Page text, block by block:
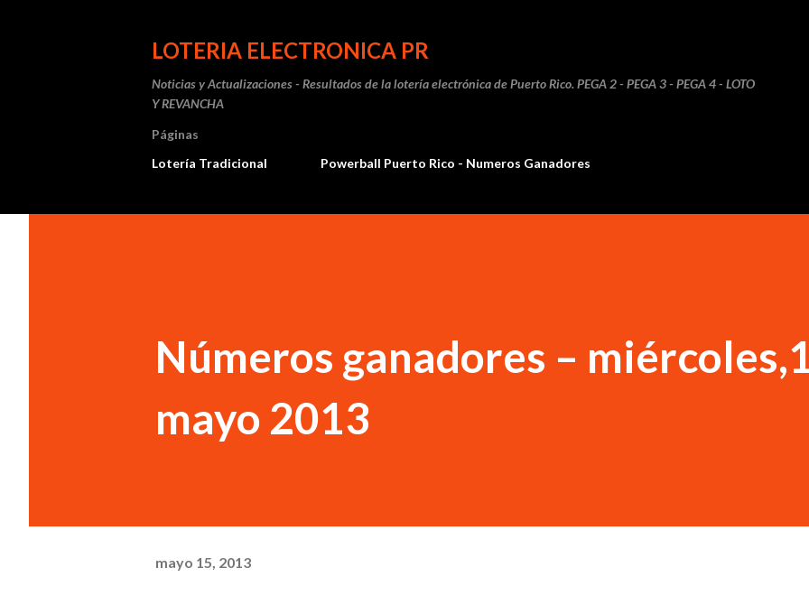
LOTERIA ELECTRONICA PR
Noticias y Actualizaciones - Resultados de la lotería electrónica de Puerto Rico. PEGA 2 - PEGA 3 - PEGA 4 - LOTO
Y REVANCHA
Páginas
Lotería Tradicional
Powerball Puerto Rico - Numeros Ganadores
Números ganadores –
mayo 2013
mayo 15, 2013